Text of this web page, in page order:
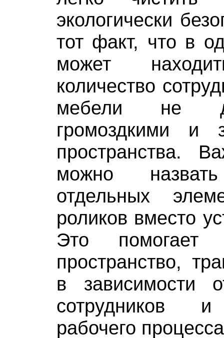
экологически
тот факт, что в
может
количество
мебели не
громоздкими и
пространства.
можно
отдельных
роликов вместо
Это помогает
пространство,
в зависимости
сотрудников и
рабочего